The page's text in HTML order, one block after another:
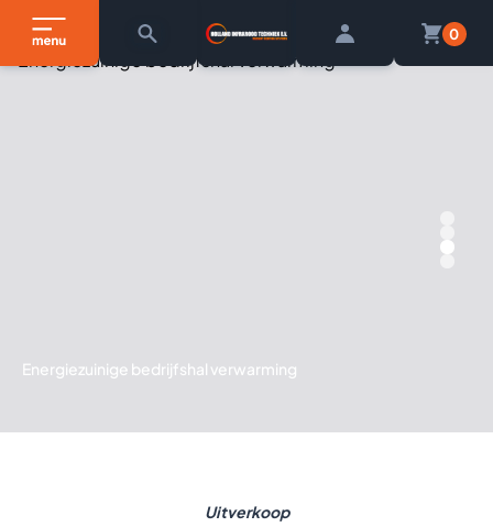
0
Energiezuinige bedrijfshal verwarming
Uitverkoop